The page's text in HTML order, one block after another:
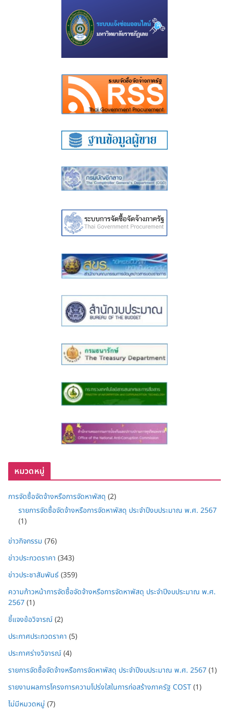
หมวดหมู่
การจัดซื้อจัดจ้างหรือการจัดหาพัสดุ (2)
รายการจัดซื้อจัดจ้างหรือการจัดหาพัสดุ ประจำปีงบประมาณ พ.ศ. 2567
(1)
ข่าวกิจกรรม (76)
ข่าวประกวดราคา (343)
ข่าวประชาสัมพันธ์(359)
ความก้าวหน้าการจัดซื้อจัดจ้างหรือการจัดหาพัสดุ ประจำปีงบประมาณ พ.ศ.
2567(1)
ชี้แจงข้อวิจารณ์(2)
ประกาศประกวดราคา (5)
ประกาศร่างวิจารณ์(4)
รายการจัดซื้อจัดจ้างหรือการจัดหาพัสดุ ประจำปีงบประมาณ พ.ศ. 2567(1)
รายงานผลการโครงการความโปร่งใสในการก่อสร้างภาครัฐ COST(1)
ไม่มีหมวดหมู่ (7)